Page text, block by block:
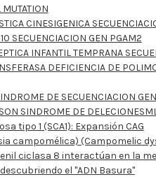
MUTATION
CINESIGENICA
SECUENCIACION GEN PGAM2
INFANTIL TEMPRANA
DEFICIENCIA DE
DE SECUENCIACION
SINDROME DE
tipo 1 (SCA1): Expansión CAG
campomélica) (Campomelic
ciclasa 8 interactúan en la
el "ADN Basura"